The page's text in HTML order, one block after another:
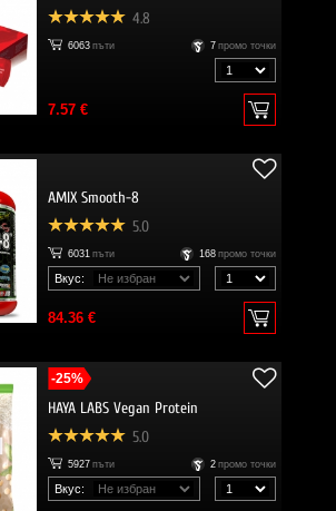
4.8
6063 пъти 7 промо точки
7.57 €
AMIX Smooth-8
5.0
6031 пъти 168 промо точки
Вкус:
84.36 €
-25%
HAYA LABS Vegan Protein
5.0
5927 пъти 2 промо точки
Вкус: